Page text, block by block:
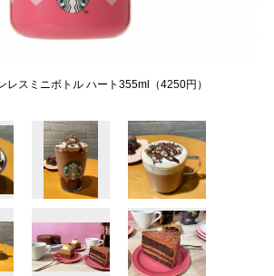
レスミニボトル ハート355ml（4250円）